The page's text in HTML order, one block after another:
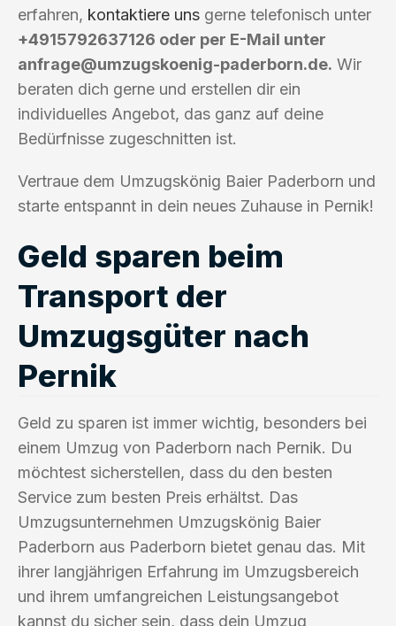
erfahren, kontaktiere uns gerne telefonisch unter
+4915792637126 oder per E-Mail unter
anfrage@umzugskoenig-paderborn.de. Wir
beraten dich gerne und erstellen dir ein
individuelles Angebot, das ganz auf deine
Bedürfnisse zugeschnitten ist.
Vertraue dem Umzugskönig Baier Paderborn und
starte entspannt in dein neues Zuhause in Pernik!
Geld sparen beim
Transport der
Umzugsgüter nach
Pernik
Geld zu sparen ist immer wichtig, besonders bei
einem Umzug von Paderborn nach Pernik. Du
möchtest sicherstellen, dass du den besten
Service zum besten Preis erhältst. Das
Umzugsunternehmen Umzugskönig Baier
Paderborn aus Paderborn bietet genau das. Mit
ihrer langjährigen Erfahrung im Umzugsbereich
und ihrem umfangreichen Leistungsangebot
kannst du sicher sein, dass dein Umzug